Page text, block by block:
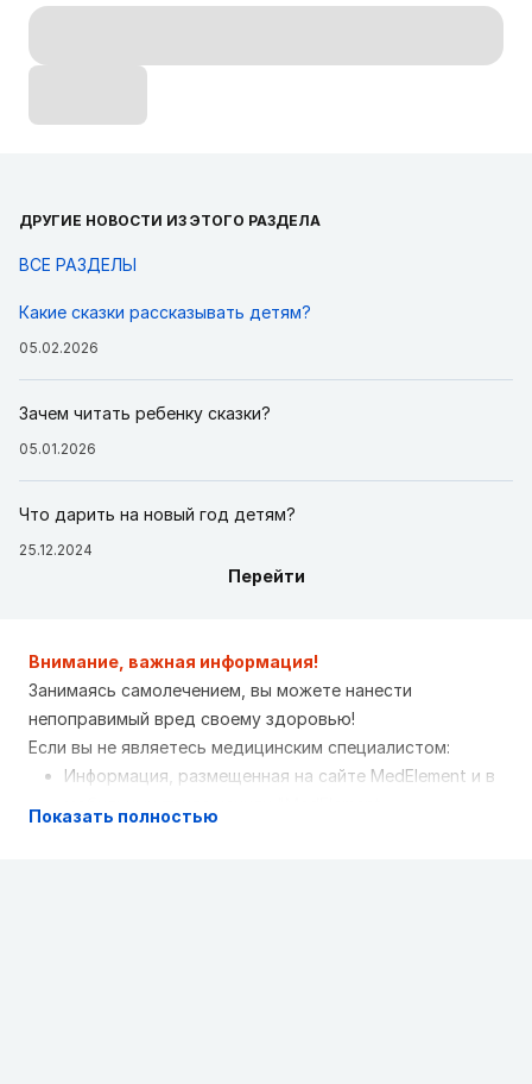
ДРУГИЕ НОВОСТИ ИЗ ЭТОГО РАЗДЕЛА
ВСЕ РАЗДЕЛЫ
Какие сказки рассказывать детям?
05.02.2026
Зачем читать ребенку сказки?
05.01.2026
Что дарить на новый год детям?
25.12.2024
Перейти
Внимание, важная информация!
Занимаясь самолечением, вы можете нанести
непоправимый вред своему здоровью!
Если вы не являетесь медицинским специалистом:
Информация, размещенная на сайте MedElement и в
Показать полностью